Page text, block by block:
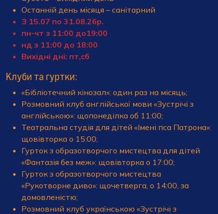
Останній день місяця – санітарний
З 15.07 по 31.08.26р.
пн-чт з 11:00 до19:00
нд з 11:00 до 18:00
Вихідні дні: пт,сб
Клуби та гуртки:
«Бібліотечний кінозал»: один раз на місяць;
Розмовний клуб англійської мови «Зустрічі з
англійською»: щопонеділка об 11:00;
Театральна студія для дітей «Імені пса Патрона»:
щовівторка о 15:00;
Гурток з образотворчого мистецтва для дітей
«Фантазія без меж»: щовівторка о 17:00;
Гурток з образотворчого мистецтва
«Рукотворне диво»: щочетверга, о 14:00, за
домовленістю;
Розмовний клуб українською «Зустрічі з